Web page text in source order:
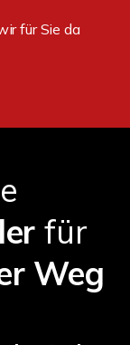
für Sie da
für
Weg